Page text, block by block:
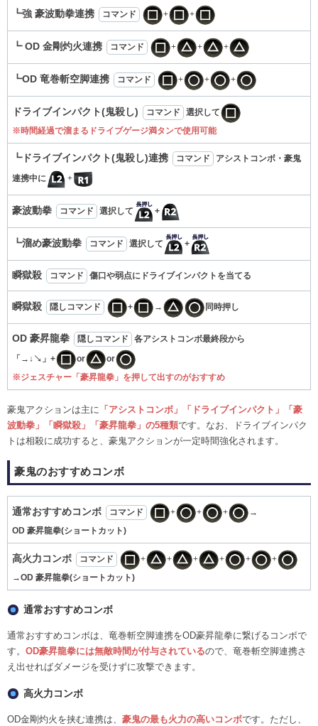
┗強 豪波動拳連携 コマンド + +
┗ OD 金剛灼火連携 コマンド + + +
┗OD 竜巻斬空脚連携 コマンド + + +
ドライブインパクト(鬼殺し) コマンド 選択して
※時間経過で溜まるドライブゲージ満タンで使用可能
┗ドライブインパクト(鬼殺し)連携 コマンド アシストコンボ・豪鬼
連携中に +
豪波動拳 コマンド 選択して +
┗溜め豪波動拳 コマンド 選択して +
瞬獄殺 コマンド 傷口や弱点にドライブインパクトを当てる
瞬獄殺 隠しコマンド + → 同時押し
OD 豪昇龍拳 隠しコマンド 各アシストコンボ最終段から
「→↓↘」+ or or
※ジェスチャー「豪昇龍拳」を押して出すのがおすすめ
豪鬼アクションは主に 「アシストコンボ」「ドライブインパクト」「豪
波動拳」「瞬獄殺」「豪昇龍拳」の5種類です。なお、ドライブインパク
トは相殺に成功すると、豪鬼アクションが一定時間強化されます。
豪鬼のおすすめコンボ
通常おすすめコンボ コマンド + + + →
OD 豪昇龍拳(ショートカット)
高火力コンボ コマンド + + + + + +
→OD 豪昇龍拳(ショートカット)
通常おすすめコンボ
通常おすすめコンボは、竜巻斬空脚連携をOD豪昇龍拳に繋げるコンボで
す。 OD豪昇龍拳には無敵時間が付与されているので、竜巻斬空脚連携さ
え出せればダメージを受けずに攻撃できます。
高火力コンボ
OD金剛灼火を挟む連携は、 豪鬼の最も火力の高いコンボです。ただし、